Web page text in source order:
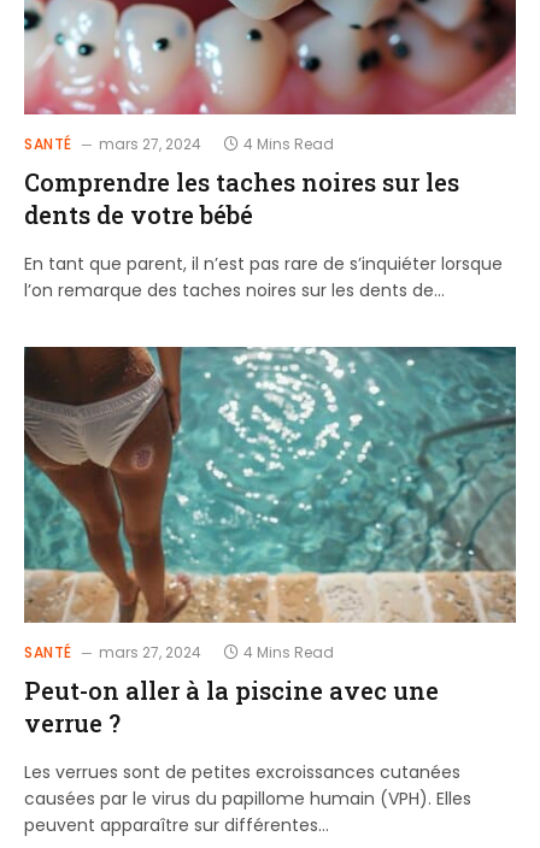
SANTÉ mars 27, 2024 4 Mins Read
Comprendre les taches noires sur les
dents de votre bébé
En tant que parent, il n’est pas rare de s’inquiéter lorsque
l’on remarque des taches noires sur les dents de…
SANTÉ mars 27, 2024 4 Mins Read
Peut-on aller à la piscine avec une
verrue ?
Les verrues sont de petites excroissances cutanées
causées par le virus du papillome humain (VPH). Elles
peuvent apparaître sur différentes…